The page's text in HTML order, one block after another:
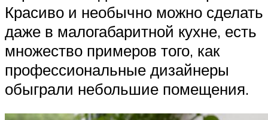
Красиво и необычно можно сделать
даже в малогабаритной кухне, есть
множество примеров того, как
профессиональные дизайнеры
обыграли небольшие помещения.